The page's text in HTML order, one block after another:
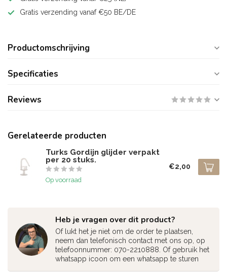
Gratis verzending vanaf €50 BE/DE
Productomschrijving
Specificaties
Reviews
Gerelateerde producten
Turks Gordijn glijder verpakt
per 20 stuks.
Op voorraad
€2,00
Heb je vragen over dit product?
Of lukt het je niet om de order te plaatsen,
neem dan telefonisch contact met ons op, op
telefoonnummer: 070-2210888. Of gebruik het
whatsapp icoon om een whatsapp te sturen